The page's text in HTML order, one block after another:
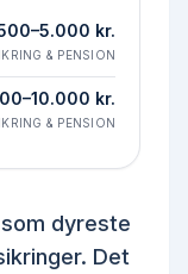
kr.
& PENSION
kr.
& PENSION
dyreste
Det